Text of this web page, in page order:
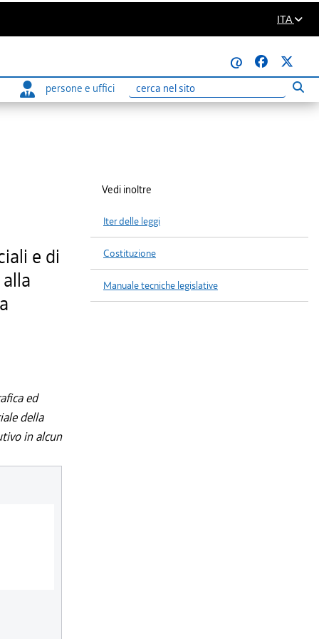
ITA
@
persone e uffici
Ricerca
e di
ed
della
in alcun
Vedi inoltre
Iter delle leggi
Costituzione
Manuale tecniche legislative